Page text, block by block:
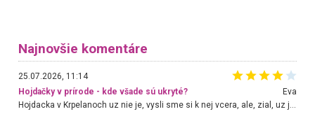
Najnovšie komentáre
25.07.2026, 11:14
Hojdačky v prírode - kde všade sú ukryté?
Eva
Hojdacka v Krpelanoch uz nie je, vysli sme si k nej vcera, ale, zial, uz je znicena. Ak sem planujete cestu len kvoli hojdacke, mozete si ju usetrit. Krasny vyhlad je tu vsak aj bez hojdacky :-)